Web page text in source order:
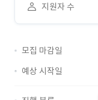
지원자 수
모집 마감일
예상 시작일